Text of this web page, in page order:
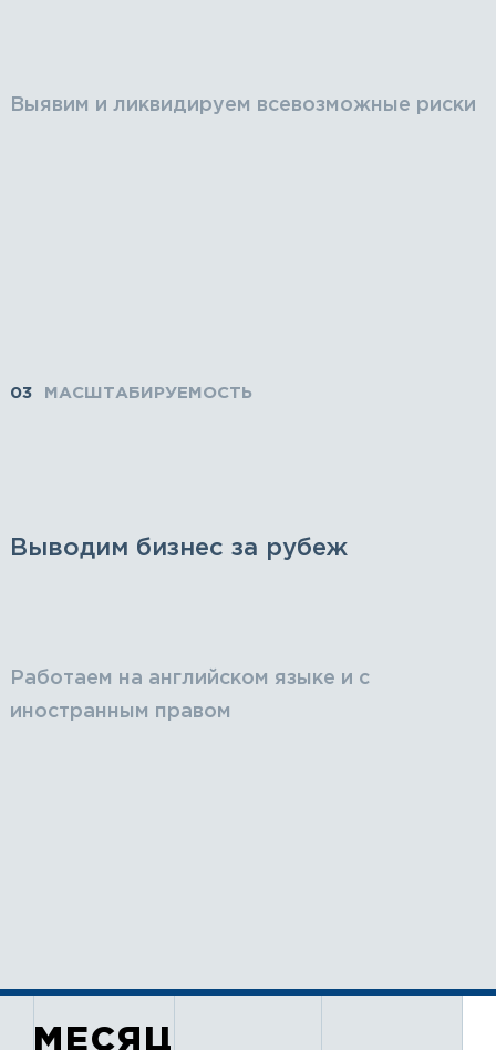
Выявим и ликвидируем всевозможные риски
03 МАСШТАБИРУЕМОСТЬ
Выводим бизнес за рубеж
Работаем на английском языке и с
иностранным правом
МЕСЯЦ